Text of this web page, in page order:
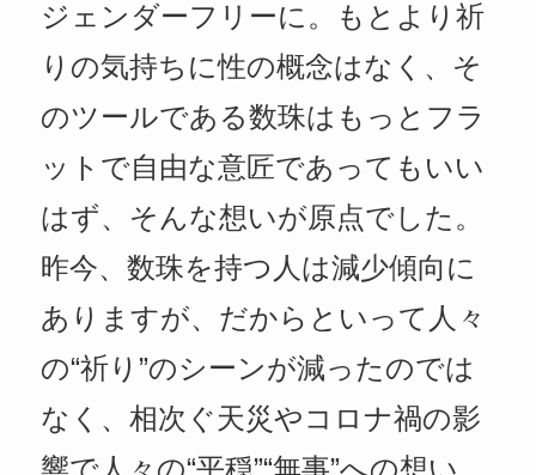
ジェンダーフリーに。もとより祈
りの気持ちに性の概念はなく、そ
のツールである数珠はもっとフラ
ットで自由な意匠であってもいい
はず、そんな想いが原点でした。
昨今、数珠を持つ人は減少傾向に
ありますが、だからといって人々
の“祈り”のシーンが減ったのでは
なく、相次ぐ天災やコロナ禍の影